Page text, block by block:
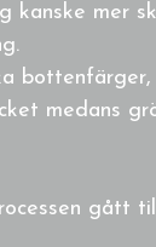
kanske mer
medans
gått